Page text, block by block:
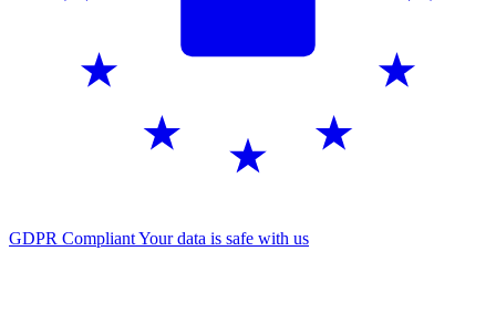
GDPR CompliantYour data is safe with us